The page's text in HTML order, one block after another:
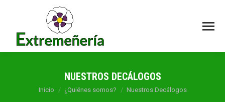
NUESTROS DECÁLOGOS
Estás aquí:
Inicio ¿Quiénes somos? Nuestros Decálogos